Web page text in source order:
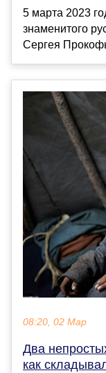
5 марта 2023
знаменитого
Сергея
08:20, 02 Мар
Два
как